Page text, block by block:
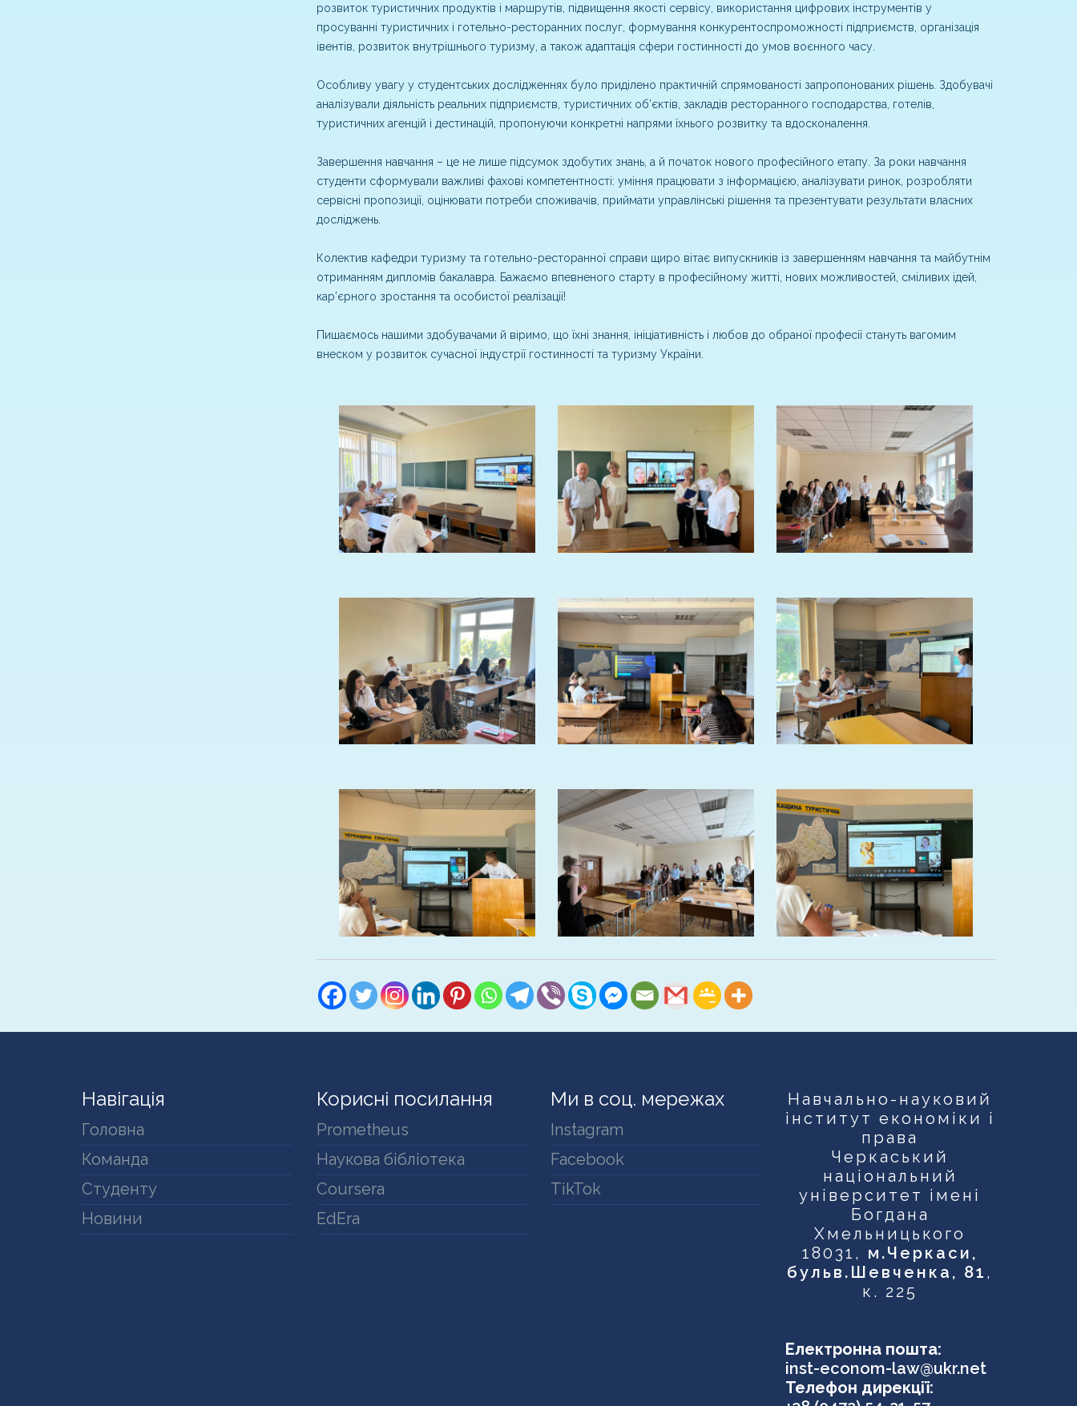
розвиток туристичних продуктів і маршрутів, підвищення якості сервісу, використання цифрових інструментів у
просуванні туристичних і готельно-ресторанних послуг, формування конкурентоспроможності підприємств, організація
івентів, розвиток внутрішнього туризму, а також адаптація сфери гостинності до умов воєнного часу.
Особливу увагу у студентських дослідженнях було приділено практичній спрямованості запропонованих рішень. Здобувачі
аналізували діяльність реальних підприємств, туристичних об’єктів, закладів ресторанного господарства, готелів,
туристичних агенцій і дестинацій, пропонуючи конкретні напрями їхнього розвитку та вдосконалення.
Завершення навчання – це не лише підсумок здобутих знань, а й початок нового професійного етапу. За роки навчання
студенти сформували важливі фахові компетентності: уміння працювати з інформацією, аналізувати ринок, розробляти
сервісні пропозиції, оцінювати потреби споживачів, приймати управлінські рішення та презентувати результати власних
досліджень.
Колектив кафедри туризму та готельно-ресторанної справи щиро вітає випускників із завершенням навчання та майбутнім
отриманням дипломів бакалавра. Бажаємо впевненого старту в професійному житті, нових можливостей, сміливих ідей,
кар’єрного зростання та особистої реалізації!
Пишаємось нашими здобувачами й віримо, що їхні знання, ініціативність і любов до обраної професії стануть вагомим
внеском у розвиток сучасної індустрії гостинності та туризму України.
Навігація
Головна
Команда
Студенту
Новини
Корисні посилання
Prometheus
Наукова бібліотека
Coursera
EdEra
Ми в соц. мережах
Instagram
Facebook
TikTok
Навчально-науковий
інститут економіки і
права
Черкаський
національний
університет імені
Богдана
Хмельницького
18031, м.Черкаси,
бульв.Шевченка, 81 ,
к. 225
Електронна пошта:
inst-econom-law@ukr.net
Телефон дирекції: